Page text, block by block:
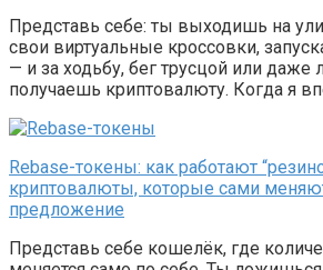
Представь себе: ты выходишь на
свои виртуальные кроссовки,
— и за ходьбу, бег трусцой или
получаешь криптовалюту. Когда я
Rebase-токены: как работают
криптовалюты, которые сами
предложение
Представь себе кошелёк, где